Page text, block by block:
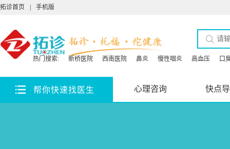
拓诊首页 手机版
热门搜索: 新桥医院 西南医院 鼻炎 慢性咽炎 高血压 口
帮你快速找医生 心理咨询 快点